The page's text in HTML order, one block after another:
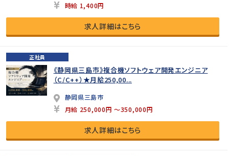
時給 1,400円
求人詳細はこちら
正社員
《静岡県三島市》複合機ソフトウェア開発エンジニア
（C/C++）★月給250,00...
静岡県三島市
月給 250,000円 ～350,000円
求人詳細はこちら